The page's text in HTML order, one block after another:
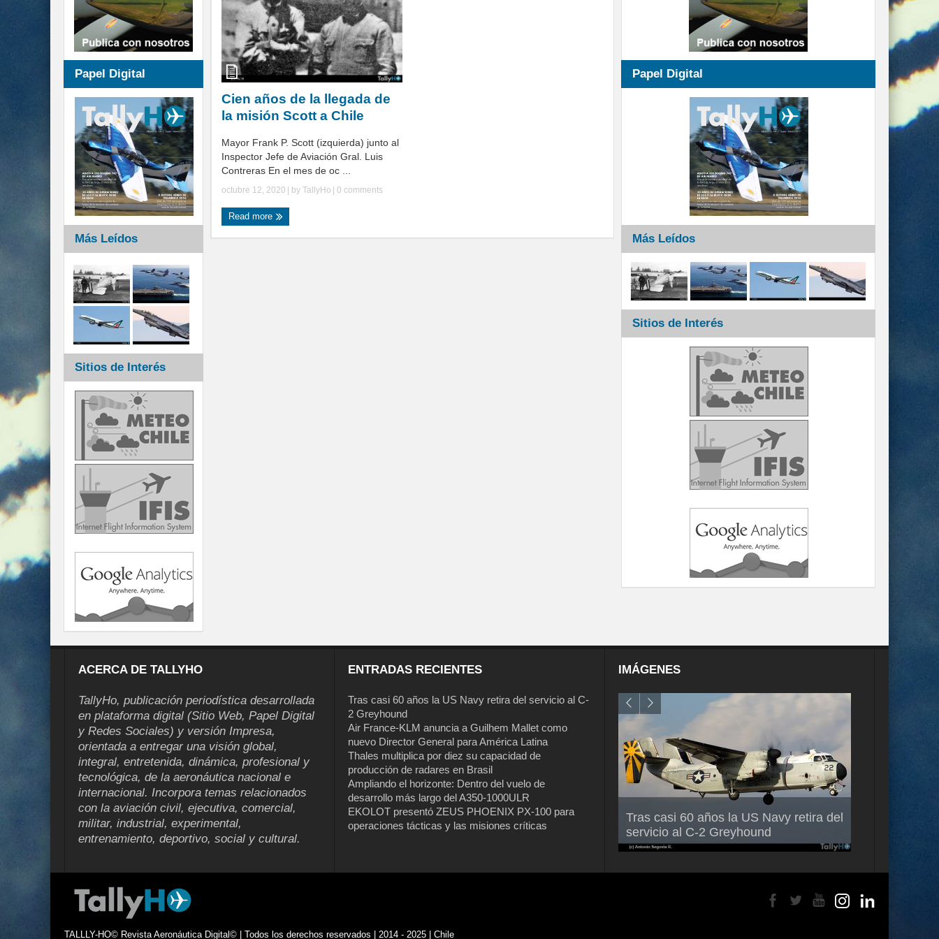
Cien años de la llegada de
la misión Scott a Chile
Mayor Frank P. Scott (izquierda) junto al
Inspector Jefe de Aviación Gral. Luis
Contreras En el mes de oc ...
octubre 12, 2020 | by TallyHo 0 comments
Read more
Papel Digital
Más Leídos
Sitios de Interés
Papel Digital
Más Leídos
Sitios de Interés
ACERCA DE TALLYHO
TallyHo, publicación periodística desarrollada
en plataforma digital (Sitio Web, Papel Digital
y Redes Sociales) y versión Impresa,
orientada a entregar una visión global,
integral, entretenida, dinámica, profesional y
tecnológica, de la aeronáutica nacional e
internacional. Incorpora temas relacionados
con la aviación civil, ejecutiva, comercial,
militar, industrial, experimental,
entrenamiento, deportivo, social y cultural.
ENTRADAS RECIENTES
Tras casi 60 años la US Navy retira del servicio al C-
2 Greyhound
Air France-KLM anuncia a Guilhem Mallet como
nuevo Director General para América Latina
Thales multiplica por diez su capacidad de
producción de radares en Brasil
Ampliando el horizonte: Dentro del vuelo de
desarrollo más largo del A350-1000ULR
EKOLOT presentó ZEUS PHOENIX PX-100 para
operaciones tácticas y las misiones críticas
IMÁGENES
Tras casi 60 años la US Navy retira del
servicio al C-2 Greyhound
Air France-KLM anuncia a Guilhem
Mallet como nuevo Director General
para América Latina
TALLLY-HO© Revista Aeronáutica Digital© | Todos los derechos reservados | 2014 - 2025 | Chile